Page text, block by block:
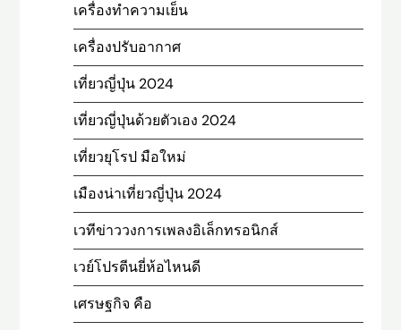
เครื่องทำความเย็น
เครื่องปรับอากาศ
เที่ยวญี่ปุ่น 2024
เที่ยวญี่ปุ่นด้วยตัวเอง 2024
เที่ยวยุโรป มือใหม่
เมืองน่าเที่ยวญี่ปุ่น 2024
เวทีข่าววงการเพลงอิเล็กทรอนิกส์
เวย์โปรตีนยี่ห้อไหนดี
เศรษฐกิจ คือ